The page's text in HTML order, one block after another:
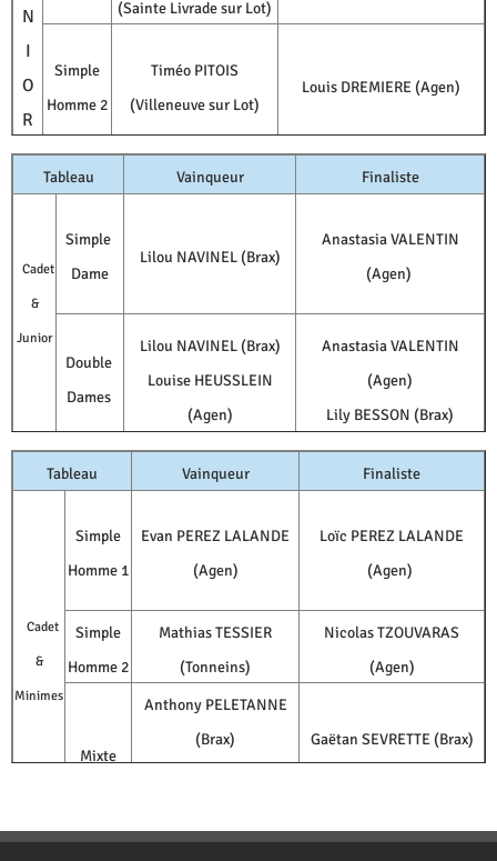
N
I
O
R
(Sainte Livrade sur Lot)
Simple
Homme 2
Timéo PITOIS
(Villeneuve sur Lot)
Louis DREMIERE (Agen)
Tableau Vainqueur Finaliste
Cadet
&
Junior
Simple
Dame
Lilou NAVINEL (Brax)
Anastasia VALENTIN
(Agen)
Double
Dames
Lilou NAVINEL (Brax)
Louise HEUSSLEIN
(Agen)
Anastasia VALENTIN
(Agen)
Lily BESSON (Brax)
Tableau Vainqueur Finaliste
Cadet
&
Minimes
Simple
Homme 1
Evan PEREZ LALANDE
(Agen)
Loïc PEREZ LALANDE
(Agen)
Simple
Homme 2
Mathias TESSIER
(Tonneins)
Nicolas TZOUVARAS
(Agen)
Mixte
Anthony PELETANNE
(Brax)
Gaëtan SEVRETTE (Brax)